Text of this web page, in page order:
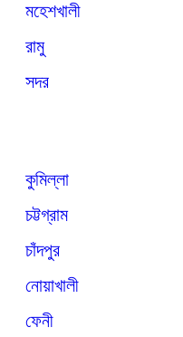
মহেশখালী
রামু
সদর
কুমিল্লা
চট্টগ্রাম
চাঁদপুর
নোয়াখালী
ফেনী